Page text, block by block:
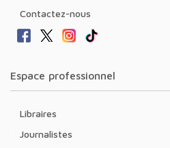
Contactez-nous
Espace professionnel
Libraires
Journalistes